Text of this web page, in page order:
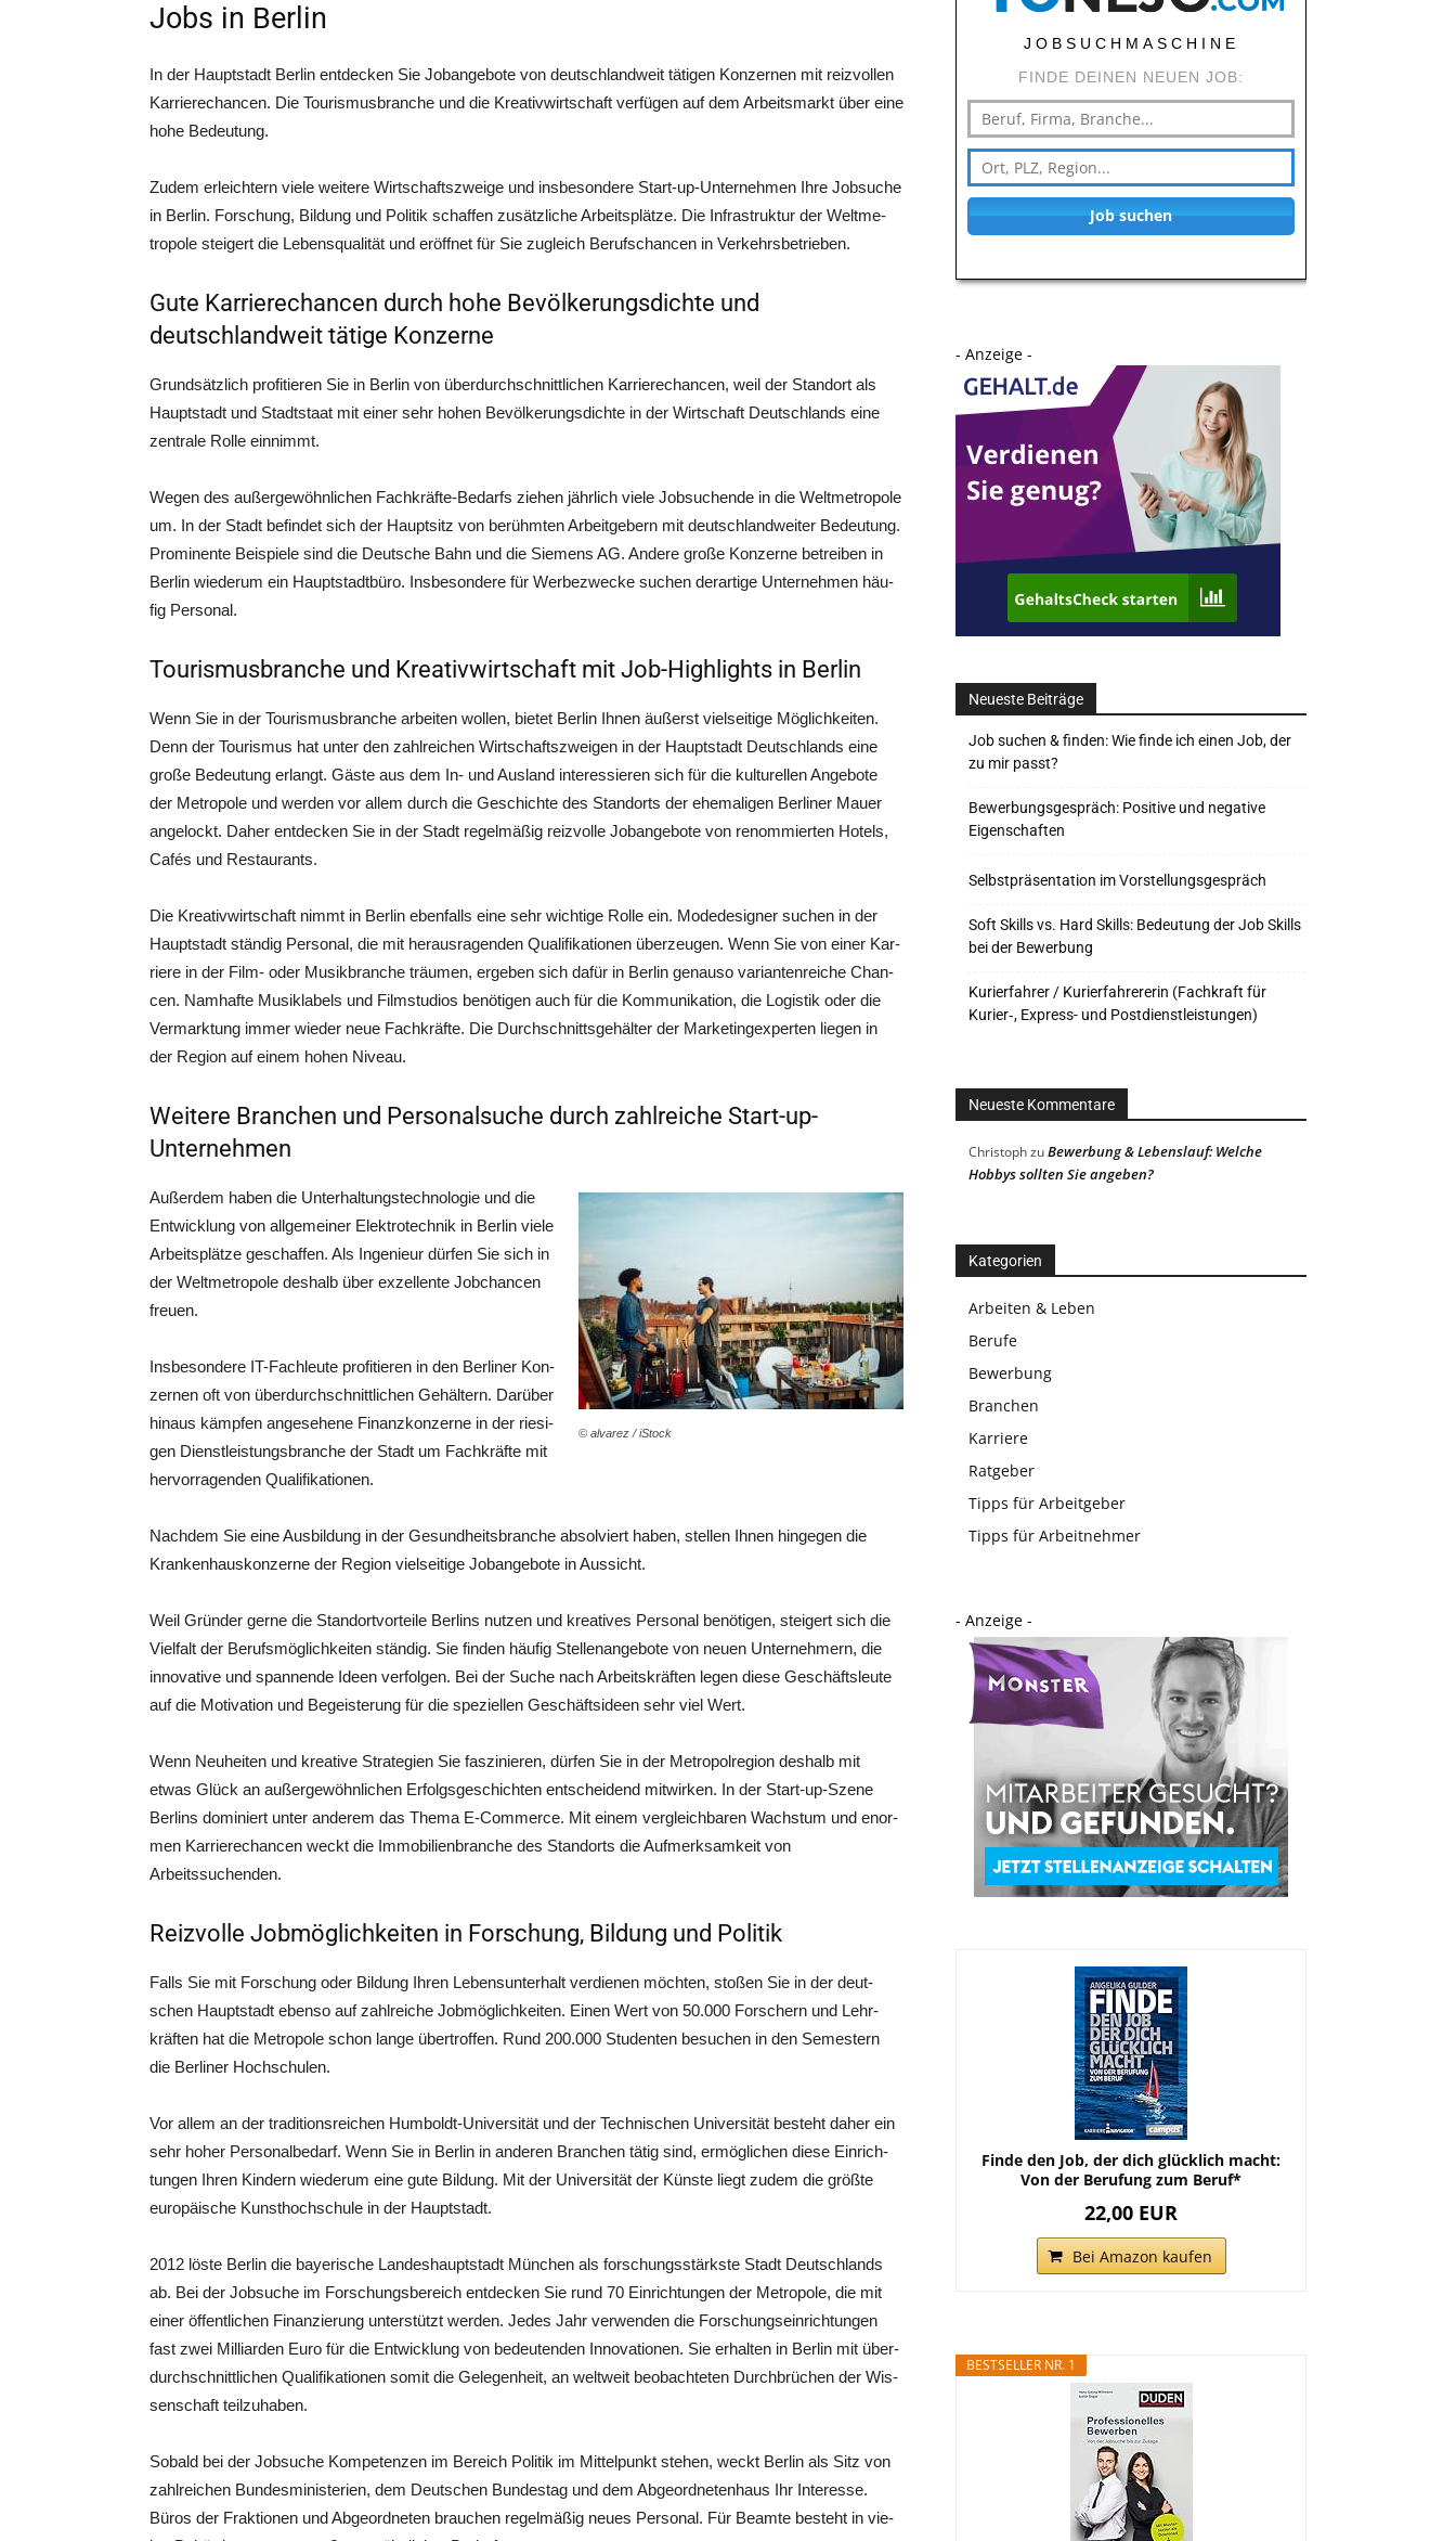
Jobs in Berlin
In der Haupt­stadt Ber­lin ent­de­cken Sie Job­an­ge­bo­te von deutsch­land­weit täti­gen Kon­zer­nen mit reiz­vol­len
Kar­rie­re­chan­cen. Die Tou­ris­mus­bran­che und die Krea­tiv­wirt­schaft ver­fü­gen auf dem Arbeits­markt über eine
hohe Bedeutung.
Zudem erleich­tern vie­le wei­te­re Wirt­schafts­zwei­ge und ins­be­son­de­re Start-up-Unter­neh­men Ihre Job­su­che
in Ber­lin. For­schung, Bil­dung und Poli­tik schaf­fen zusätz­li­che Arbeits­plät­ze. Die Infra­struk­tur der Welt­me­
tro­po­le stei­gert die Lebens­qua­li­tät und eröff­net für Sie zugleich Berufs­chan­cen in Verkehrsbetrieben.
Gute Karrierechancen durch hohe Bevölkerungsdichte und
deutschlandweit tätige Konzerne
Grund­sätz­lich pro­fi­tie­ren Sie in Ber­lin von über­durch­schnitt­li­chen Kar­rie­re­chan­cen, weil der Stand­ort als
Haupt­stadt und Stadt­staat mit einer sehr hohen Bevöl­ke­rungs­dich­te in der Wirt­schaft Deutsch­lands eine
zen­tra­le Rol­le einnimmt.
Wegen des außer­ge­wöhn­li­chen Fach­kräf­te-Bedarfs zie­hen jähr­lich vie­le Job­su­chen­de in die Welt­me­tro­po­le
um. In der Stadt befin­det sich der Haupt­sitz von berühm­ten Arbeit­ge­bern mit deutsch­land­wei­ter Bedeu­tung.
Pro­mi­nen­te Bei­spie­le sind die Deut­sche Bahn und die Sie­mens AG. Ande­re gro­ße Kon­zer­ne betrei­ben in
Ber­lin wie­der­um ein Haupt­stadt­bü­ro. Ins­be­son­de­re für Wer­be­zwe­cke suchen der­ar­ti­ge Unter­neh­men häu­
fig Personal.
Tourismusbranche und Kreativwirtschaft mit Job-Highlights in Berlin
Wenn Sie in der Tou­ris­mus­bran­che arbei­ten wol­len, bie­tet Ber­lin Ihnen äußerst viel­sei­ti­ge Mög­lich­kei­ten.
Denn der Tou­ris­mus hat unter den zahl­rei­chen Wirt­schafts­zwei­gen in der Haupt­stadt Deutsch­lands eine
gro­ße Bedeu­tung erlangt. Gäs­te aus dem In- und Aus­land inter­es­sie­ren sich für die kul­tu­rel­len Ange­bo­te
der Metro­po­le und wer­den vor allem durch die Geschich­te des Stand­orts der ehe­ma­li­gen Ber­li­ner Mau­er
ange­lockt. Daher ent­de­cken Sie in der Stadt regel­mä­ßig reiz­vol­le Job­an­ge­bo­te von renom­mier­ten Hotels,
Cafés und Restaurants.
Die Krea­tiv­wirt­schaft nimmt in Ber­lin eben­falls eine sehr wich­ti­ge Rol­le ein. Mode­de­si­gner suchen in der
Haupt­stadt stän­dig Per­so­nal, die mit her­aus­ra­gen­den Qua­li­fi­ka­tio­nen über­zeu­gen. Wenn Sie von einer Kar­
rie­re in der Film- oder Musik­bran­che träu­men, erge­ben sich dafür in Ber­lin genau­so vari­an­ten­rei­che Chan­
cen. Nam­haf­te Musik­la­bels und Film­stu­di­os benö­ti­gen auch für die Kom­mu­ni­ka­ti­on, die Logis­tik oder die
Ver­mark­tung immer wie­der neue Fach­kräf­te. Die Durch­schnitts­ge­häl­ter der Mar­ke­ting­ex­per­ten lie­gen in
der Regi­on auf einem hohen Niveau.
Weitere Branchen und Personalsuche durch zahlreiche Start-up-
Unternehmen
© alva­rez / iStock
Außer­dem haben die Unter­hal­tungs­tech­no­lo­gie und die
Ent­wick­lung von all­ge­mei­ner Elek­tro­tech­nik in Ber­lin vie­le
Arbeits­plät­ze geschaf­fen. Als Inge­nieur dür­fen Sie sich in
der Welt­me­tro­po­le des­halb über exzel­len­te Job­chan­cen
freuen.
Ins­be­son­de­re IT-Fach­leu­te pro­fi­tie­ren in den Ber­li­ner Kon­
zer­nen oft von über­durch­schnitt­li­chen Gehäl­tern. Dar­über
hin­aus kämp­fen ange­se­he­ne Finanz­kon­zer­ne in der rie­si­
gen Dienst­leis­tungs­bran­che der Stadt um Fach­kräf­te mit
her­vor­ra­gen­den Qualifikationen.
Nach­dem Sie eine Aus­bil­dung in der Gesund­heits­bran­che absol­viert haben, stel­len Ihnen hin­ge­gen die
Kran­ken­haus­kon­zer­ne der Regi­on viel­sei­ti­ge Job­an­ge­bo­te in Aussicht.
Weil Grün­der ger­ne die Stand­ort­vor­tei­le Ber­lins nut­zen und krea­ti­ves Per­so­nal benö­ti­gen, stei­gert sich die
Viel­falt der Berufs­mög­lich­kei­ten stän­dig. Sie fin­den häu­fig Stel­len­an­ge­bo­te von neu­en Unter­neh­mern, die
inno­va­ti­ve und span­nen­de Ideen ver­fol­gen. Bei der Suche nach Arbeits­kräf­ten legen die­se Geschäfts­leu­te
auf die Moti­va­ti­on und Begeis­te­rung für die spe­zi­el­len Geschäfts­ideen sehr viel Wert.
Wenn Neu­hei­ten und krea­ti­ve Stra­te­gien Sie fas­zi­nie­ren, dür­fen Sie in der Metro­pol­re­gi­on des­halb mit
etwas Glück an außer­ge­wöhn­li­chen Erfolgs­ge­schich­ten ent­schei­dend mit­wir­ken. In der Start-up-Sze­ne
Ber­lins domi­niert unter ande­rem das The­ma E‑Commerce. Mit einem ver­gleich­ba­ren Wachs­tum und enor­
men Kar­rie­re­chan­cen weckt die Immo­bi­li­en­bran­che des Stand­orts die Auf­merk­sam­keit von
Arbeitssuchenden.
Reizvolle Jobmöglichkeiten in Forschung, Bildung und Politik
Falls Sie mit For­schung oder Bil­dung Ihren Lebens­un­ter­halt ver­die­nen möch­ten, sto­ßen Sie in der deut­
schen Haupt­stadt eben­so auf zahl­rei­che Job­mög­lich­kei­ten. Einen Wert von 50.000 For­schern und Lehr­
kräf­ten hat die Metro­po­le schon lan­ge über­trof­fen. Rund 200.000 Stu­den­ten besu­chen in den Semes­tern
die Ber­li­ner Hochschulen.
Vor allem an der tra­di­ti­ons­rei­chen Hum­boldt-Uni­ver­si­tät und der Tech­ni­schen Uni­ver­si­tät besteht daher ein
sehr hoher Per­so­nal­be­darf. Wenn Sie in Ber­lin in ande­ren Bran­chen tätig sind, ermög­li­chen die­se Ein­rich­
tun­gen Ihren Kin­dern wie­der­um eine gute Bil­dung. Mit der Uni­ver­si­tät der Küns­te liegt zudem die größ­te
euro­päi­sche Kunst­hoch­schu­le in der Hauptstadt.
2012 lös­te Ber­lin die baye­ri­sche Lan­des­haupt­stadt Mün­chen als for­schungs­stärks­te Stadt Deutsch­lands
ab. Bei der Job­su­che im For­schungs­be­reich ent­de­cken Sie rund 70 Ein­rich­tun­gen der Metro­po­le, die mit
einer öffent­li­chen Finan­zie­rung unter­stützt wer­den. Jedes Jahr ver­wen­den die For­schungs­ein­rich­tun­gen
fast zwei Mil­li­ar­den Euro für die Ent­wick­lung von bedeu­ten­den Inno­va­tio­nen. Sie erhal­ten in Ber­lin mit über­
durch­schnitt­li­chen Qua­li­fi­ka­tio­nen somit die Gele­gen­heit, an welt­weit beob­ach­te­ten Durch­brü­chen der Wis­
sen­schaft teilzuhaben.
Sobald bei der Job­su­che Kom­pe­ten­zen im Bereich Poli­tik im Mit­tel­punkt ste­hen, weckt Ber­lin als Sitz von
zahl­rei­chen Bun­des­mi­nis­te­ri­en, dem Deut­schen Bun­des­tag und dem Abge­ord­ne­ten­haus Ihr Inter­es­se.
Büros der Frak­tio­nen und Abge­ord­ne­ten brau­chen regel­mä­ßig neu­es Per­so­nal. Für Beam­te besteht in vie­
JOBSUCHMASCHINE
FINDE DEINEN NEUEN JOB:
Job suchen
- Anzeige -
Neueste Beiträge
Job suchen & finden: Wie finde ich einen Job, der
zu mir passt?
Bewerbungsgespräch: Positive und negative
Eigenschaften
Selbstpräsentation im Vorstellungsgespräch
Soft Skills vs. Hard Skills: Bedeutung der Job Skills
bei der Bewerbung
Kurierfahrer / Kurierfahrererin (Fachkraft für
Kurier‑, Express- und Postdienstleistungen)
Neueste Kommentare
ChristophzuBewerbung & Lebenslauf: Welche
Hobbys sollten Sie angeben?
Kategorien
Arbeiten & Leben
Berufe
Bewerbung
Branchen
Karriere
Ratgeber
Tipps für Arbeitgeber
Tipps für Arbeitnehmer
- Anzeige -
Finde den Job, der dich glücklich macht:
Von der Berufung zum Beruf*
22,00 EUR
Bei Amazon kaufen
BESTSELLER NR. 1